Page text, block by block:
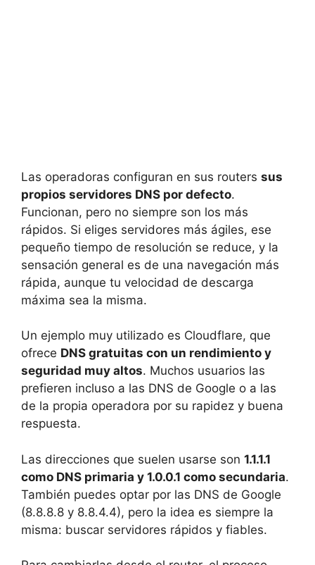
Las operadoras configuran en sus routers sus
propios servidores DNS por defecto.
Funcionan, pero no siempre son los más
rápidos. Si eliges servidores más ágiles, ese
pequeño tiempo de resolución se reduce, y la
sensación general es de una navegación más
rápida, aunque tu velocidad de descarga
máxima sea la misma.
Un ejemplo muy utilizado es Cloudflare, que
ofrece DNS gratuitas con un rendimiento y
seguridad muy altos. Muchos usuarios las
prefieren incluso a las DNS de Google o a las
de la propia operadora por su rapidez y buena
respuesta.
Las direcciones que suelen usarse son 1.1.1.1
como DNS primaria y 1.0.0.1 como secundaria.
También puedes optar por las DNS de Google
(8.8.8.8 y 8.8.4.4), pero la idea es siempre la
misma: buscar servidores rápidos y fiables.